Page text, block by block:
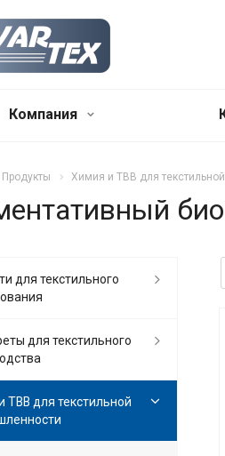
Компания
Продукты Химия и ТВВ для
для текстильного
для текстильного
ТВВ для текстильной